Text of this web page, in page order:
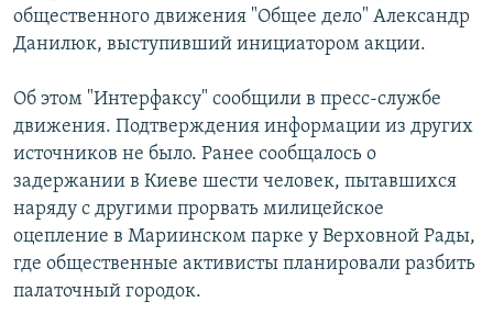
СИБИРЬ.РЕАЛИИ
РАСПИСАНИЕ ВЕЩАНИЯ
ПОДПИШИТЕСЬ НА РАССЫЛКУ
Все сайты РСЕ/РС
общественного движения "Общее дело" Александр
Данилюк, выступивший инициатором акции.
Об этом "Интерфаксу" сообщили в пресс-службе
движения. Подтверждения информации из других
источников не было. Ранее сообщалось о
задержании в Киеве шести человек, пытавшихся
наряду с другими прорвать милицейское
оцепление в Мариинском парке у Верховной Рады,
где общественные активисты планировали разбить
палаточный городок.